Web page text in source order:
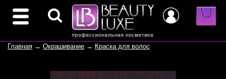
Главная → Окрашивание → Краска для волос